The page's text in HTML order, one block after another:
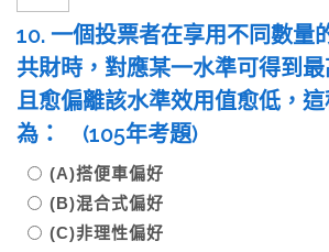
10. 一個投票者在享用不同數量
共財時，對應某一水準可得到最
且愈偏離該水準效用值愈低，
為： (105年考題)
(A)搭便車偏好
(B)混合式偏好
(C)非理性偏好